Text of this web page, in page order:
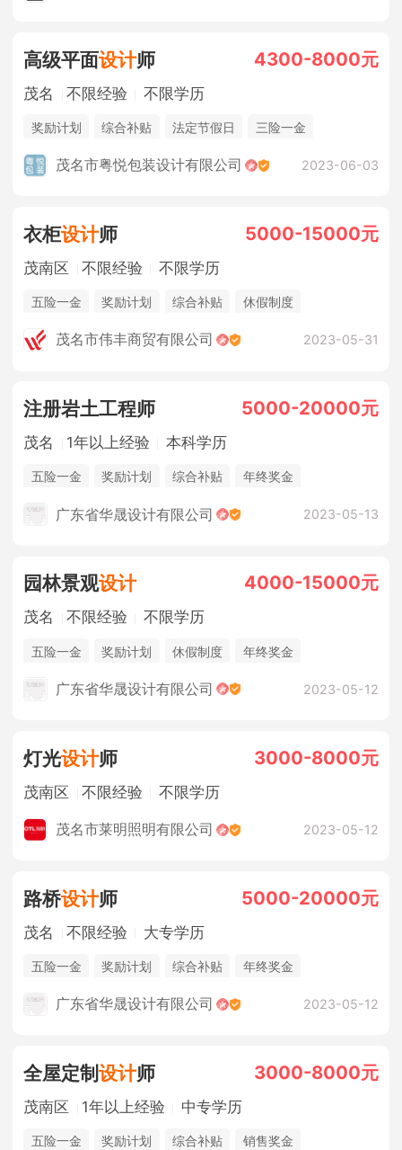
高级平面设计师 4300-8000元
茂名 不限经验 不限学历
奖励计划 综合补贴 法定节假日 三险一金
茂名市粤悦包装设计有限公司 2023-06-03
衣柜设计师 5000-15000元
茂南区 不限经验 不限学历
五险一金 奖励计划 综合补贴 休假制度
茂名市伟丰商贸有限公司 2023-05-31
注册岩土工程师 5000-20000元
茂名 1年以上经验 本科学历
五险一金 奖励计划 综合补贴 年终奖金
广东省华晟设计有限公司 2023-05-13
园林景观设计 4000-15000元
茂名 不限经验 不限学历
五险一金 奖励计划 休假制度 年终奖金
广东省华晟设计有限公司 2023-05-12
灯光设计师 3000-8000元
茂南区 不限经验 不限学历
茂名市莱明照明有限公司 2023-05-12
路桥设计师 5000-20000元
茂名 不限经验 大专学历
五险一金 奖励计划 综合补贴 年终奖金
广东省华晟设计有限公司 2023-05-12
全屋定制设计师 3000-8000元
茂南区 1年以上经验 中专学历
五险一金 奖励计划 综合补贴 销售奖金